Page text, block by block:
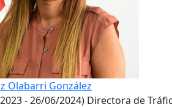
Olabarri González
- 26/06/2024) Directora de